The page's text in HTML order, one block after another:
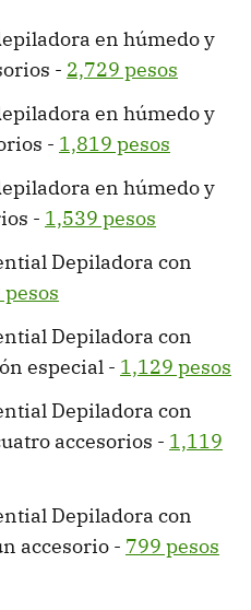
en húmedo y
- 2,729 pesos
en húmedo y
- 1,819 pesos
en húmedo y
- 1,539 pesos
Depiladora con
Depiladora con
especial - 1,129 pesos
Depiladora con
accesorios - 1,119
Depiladora con
accesorio - 799 pesos